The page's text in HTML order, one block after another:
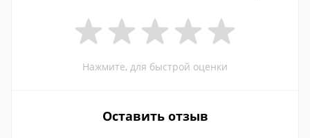
Нажмите, для быстрой оценки
Оставить отзыв